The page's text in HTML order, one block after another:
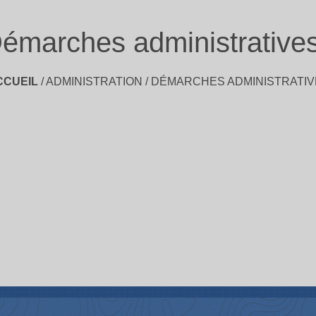
/ADMINISTRATION / DÉMARCHES